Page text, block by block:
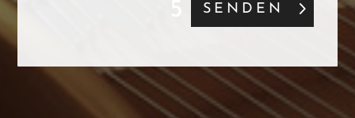
SENDEN